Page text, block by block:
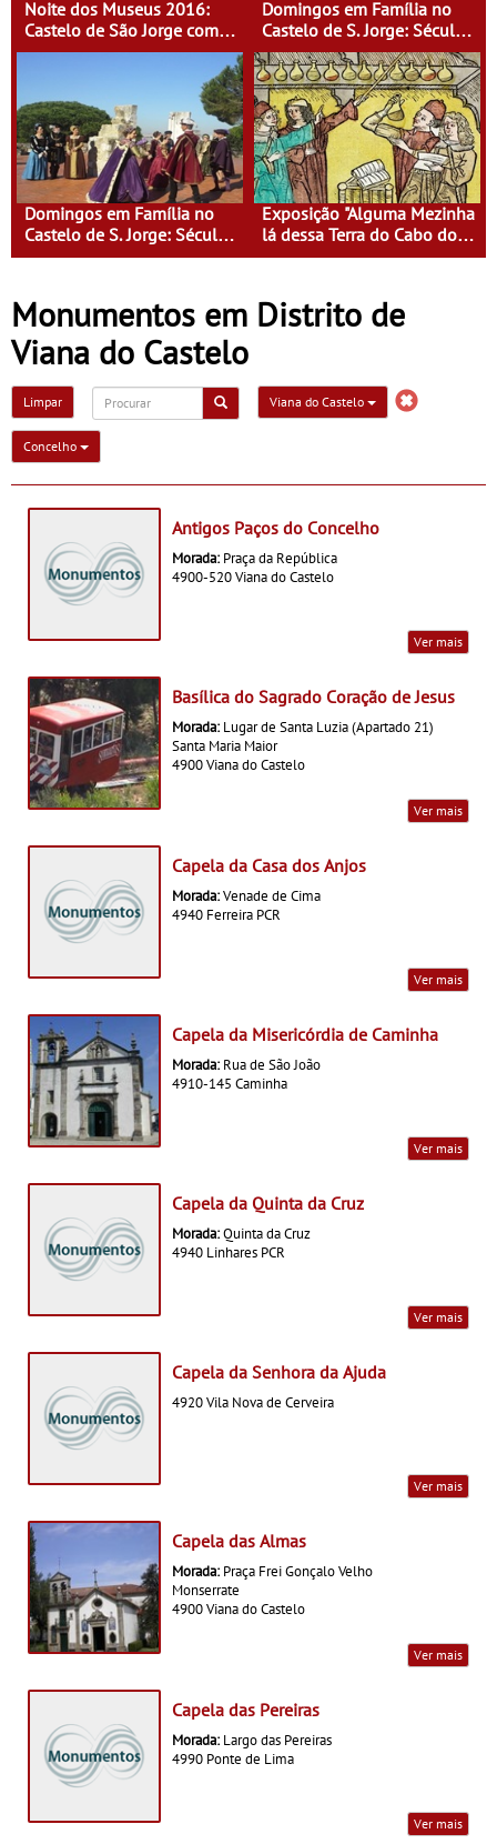
Noite dos Museus 2016:
Castelo de São Jorge com
entrada gratuita
Domingos em Família no
Castelo de S. Jorge: Século
XVI - Tempo de Mulheres -
Mulheres do Seu tempo
Domingos em Família no
Castelo de S. Jorge: Século
XVI - Tempo de Mulheres -
Exposição "Alguma Mezinha
lá dessa Terra do Cabo do
Mundo"
Monumentos em Distrito de
Viana do Castelo
Limpar Viana do Castelo
Concelho
Antigos Paços do Concelho
Morada: Praça da República
4900-520 Viana do Castelo
Ver mais
Basílica do Sagrado Coração de Jesus
Morada: Lugar de Santa Luzia (Apartado 21)
Santa Maria Maior
4900 Viana do Castelo
Ver mais
Capela da Casa dos Anjos
Morada:Venade de Cima
4940 Ferreira PCR
Ver mais
Capela da Misericórdia de Caminha
Morada: Rua de São João
4910-145 Caminha
Ver mais
Capela da Quinta da Cruz
Morada:Quinta da Cruz
4940 Linhares PCR
Ver mais
Capela da Senhora da Ajuda
4920 Vila Nova de Cerveira
Ver mais
Capela das Almas
Morada: Praça Frei Gonçalo Velho
Monserrate
4900 Viana do Castelo
Ver mais
Capela das Pereiras
Morada: Largo das Pereiras
4990 Ponte de Lima
Ver mais